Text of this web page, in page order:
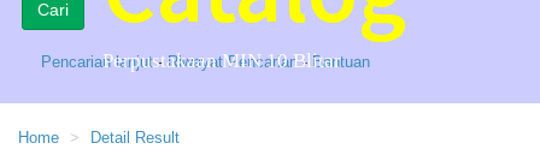
Perpustakaan MIN 10 Blitar
Pencarian lanjut-Riwayat Pencarian-Bantuan
Home Detail Result